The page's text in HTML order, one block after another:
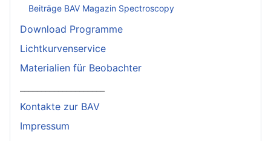
Beiträge BAV Magazin Spectroscopy
Download Programme
Lichtkurvenservice
Materialien für Beobachter
Kontakte zur BAV
Impressum